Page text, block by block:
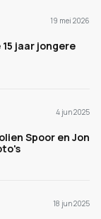
19 mei 2026
jaar jongere
4 jun 2025
Spoor en Jon
18 jun 2025